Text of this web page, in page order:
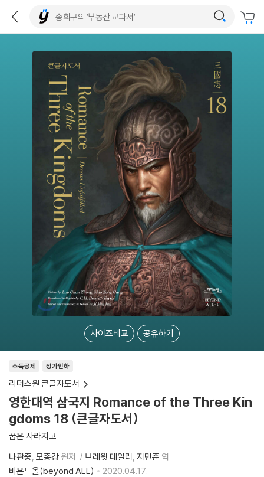
사이즈비교 공유하기
소득공제 정가인하
리더스원 큰글자도서
영한대역 삼국지 Romance of the Three Kin
gdoms 18 (큰글자도서)
꿈은 사라지고
나관중 모종강 원저 브레윗 테일러 지민준 역
비욘드올(beyond ALL)
2020.04.17.